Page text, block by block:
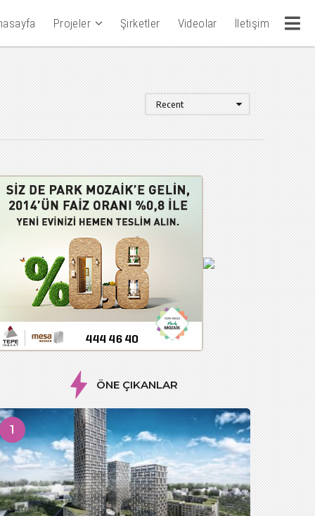
Projeler Şirketler Videolar İletişim
Recent
ÖNE ÇIKANLAR
1